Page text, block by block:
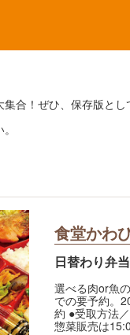
合！ぜひ、保存版とし
食堂かわ
日替わり弁
選べる肉or魚
での要予約。
約 ●受取方法
惣菜販売は